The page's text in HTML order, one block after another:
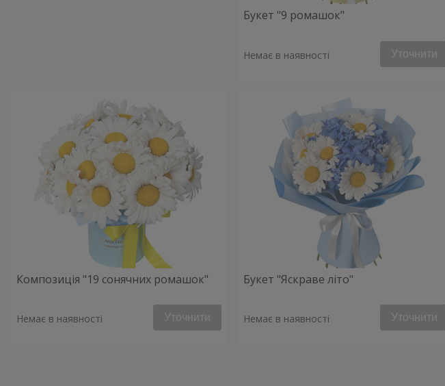
Букет "9 ромашок"
Немає в наявності Уточнити
Композиція "19 сонячних ромашок"
Немає в наявності Уточнити
Букет "Яскраве літо"
Немає в наявності Уточнити